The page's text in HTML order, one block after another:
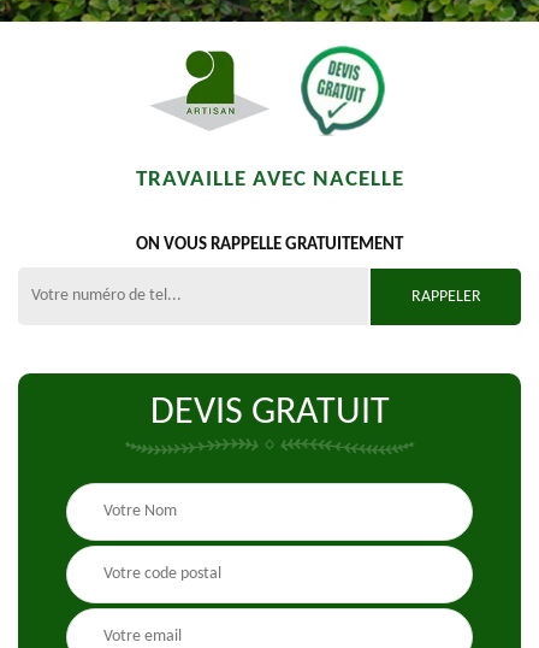
TRAVAILLE AVEC NACELLE
ON VOUS RAPPELLE GRATUITEMENT
DEVIS GRATUIT